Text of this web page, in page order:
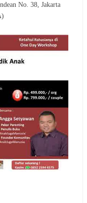
No. 38, Jakarta